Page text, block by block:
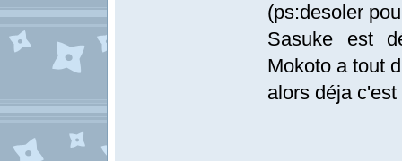
(ps:desoler
Sasuke est
Mokoto a tout
alors déja